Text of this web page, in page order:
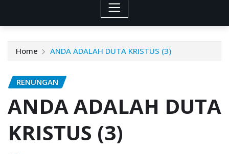
Home ANDA ADALAH DUTA KRISTUS (3)
RENUNGAN
ANDA ADALAH DUTA
KRISTUS (3)